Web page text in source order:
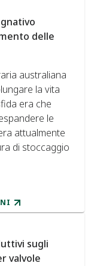
delle
australiana
la vita
era che
le
attualmente
di stoccaggio
sugli
valvole